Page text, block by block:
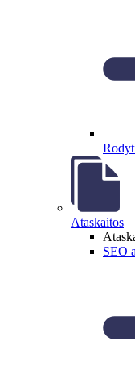
Ataskaitos
SEO